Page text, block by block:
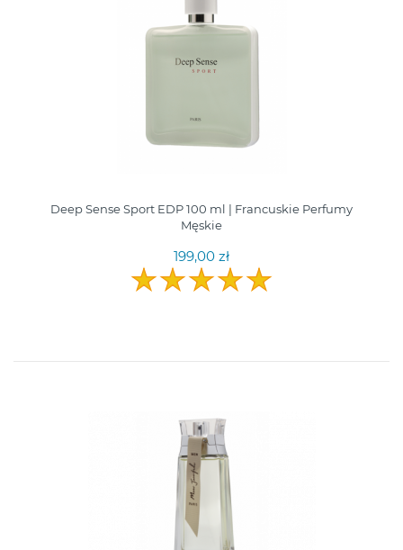
Deep Sense Sport EDP 100 ml | Francuskie Perfumy
Męskie
199,00 zł